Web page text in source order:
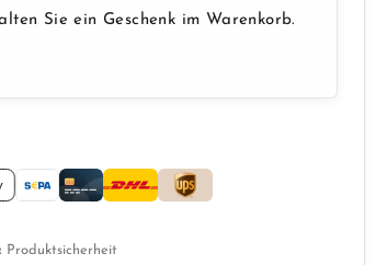
Sie ein Geschenk im Warenkorb.
Produktsicherheit